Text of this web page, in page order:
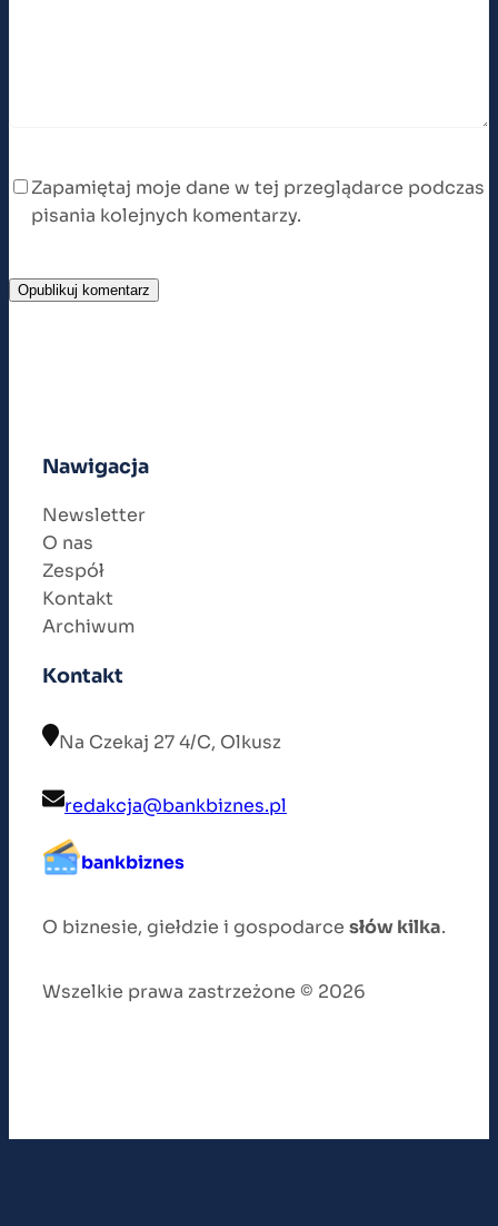
Zapamiętaj moje dane w tej przeglądarce podczas
pisania kolejnych komentarzy.
Nawigacja
Newsletter
O nas
Zespół
Kontakt
Archiwum
Kontakt
Na Czekaj 27 4/C, Olkusz
redakcja@bankbiznes.pl
bankbiznes
O biznesie, giełdzie i gospodarce słów kilka.
Wszelkie prawa zastrzeżone © 2026